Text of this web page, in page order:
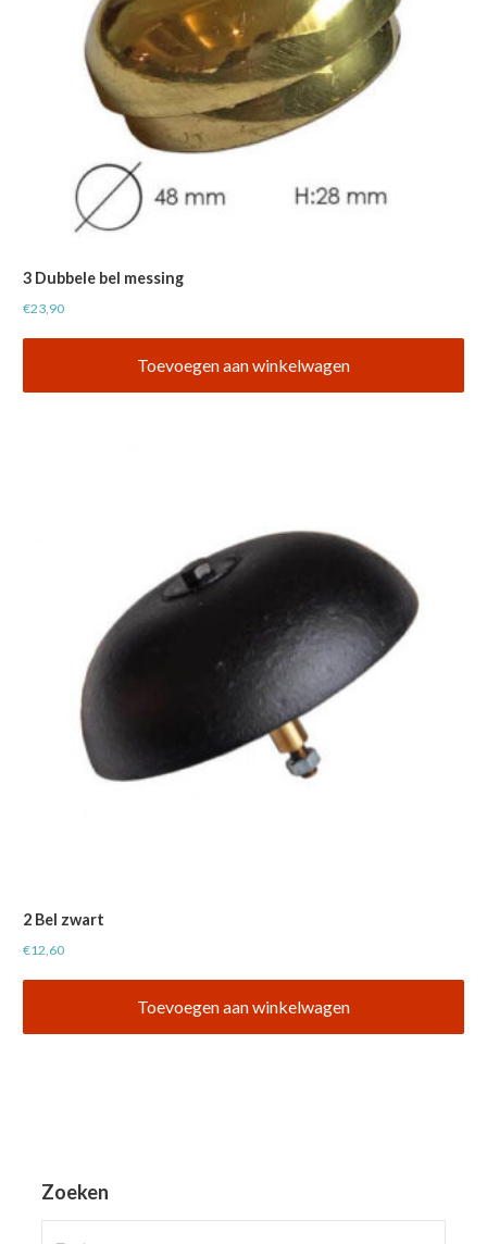
3 Dubbele bel messing
€23,90
Toevoegen aan winkelwagen
2 Bel zwart
€12,60
Toevoegen aan winkelwagen
Zoeken